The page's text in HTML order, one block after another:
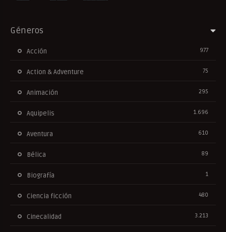
Géneros
Acción 977
Action & Adventure 75
Animación 295
Aquipelis 1.696
Aventura 610
Bélica 89
Biografía 1
Ciencia ficción 480
Cinecalidad 3.213